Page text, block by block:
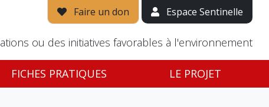
Faire un don Espace Sentinelle
ou des initiatives favorables à l'environnement
FICHES PRATIQUES LE PROJET